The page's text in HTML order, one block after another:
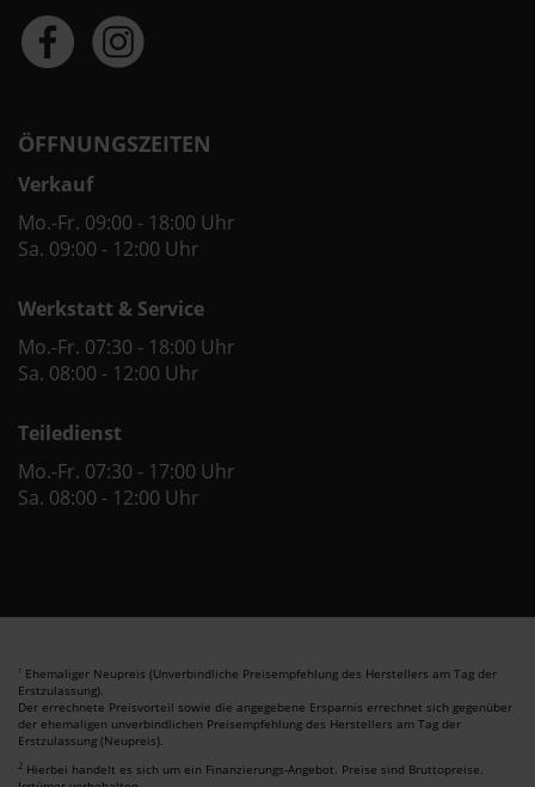
ÖFFNUNGSZEITEN
Verkauf
Mo.-Fr. 09:00 - 18:00 Uhr
Sa. 09:00 - 12:00 Uhr
Werkstatt & Service
Mo.-Fr. 07:30 - 18:00 Uhr
Sa. 08:00 - 12:00 Uhr
Teiledienst
Mo.-Fr. 07:30 - 17:00 Uhr
Sa. 08:00 - 12:00 Uhr
1 Ehemaliger Neupreis (Unverbindliche Preisempfehlung des Herstellers am Tag der
Erstzulassung).
Der errechnete Preisvorteil sowie die angegebene Ersparnis errechnet sich gegenüber
der ehemaligen unverbindlichen Preisempfehlung des Herstellers am Tag der
Erstzulassung (Neupreis).
2 Hierbei handelt es sich um ein Finanzierungs-Angebot. Preise sind Bruttopreise.